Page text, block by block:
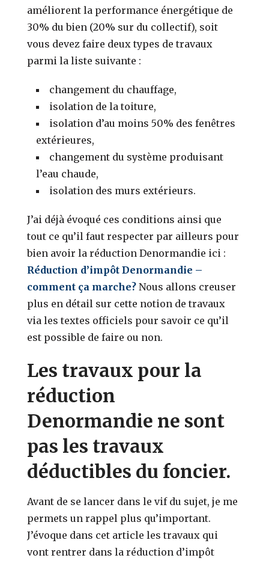
améliorent la performance énergétique de
30% du bien (20% sur du collectif), soit
vous devez faire deux types de travaux
parmi la liste suivante :
changement du chauffage,
isolation de la toiture,
isolation d’au moins 50% des fenêtres
extérieures,
changement du système produisant
l’eau chaude,
isolation des murs extérieurs.
J’ai déjà évoqué ces conditions ainsi que
tout ce qu’il faut respecter par ailleurs pour
bien avoir la réduction Denormandie ici :
Réduction d’impôt Denormandie –
comment ça marche? Nous allons creuser
plus en détail sur cette notion de travaux
via les textes officiels pour savoir ce qu’il
est possible de faire ou non.
Les travaux pour la
réduction
Denormandie ne sont
pas les travaux
déductibles du foncier.
Avant de se lancer dans le vif du sujet, je me
permets un rappel plus qu’important.
J’évoque dans cet article les travaux qui
vont rentrer dans la réduction d’impôt